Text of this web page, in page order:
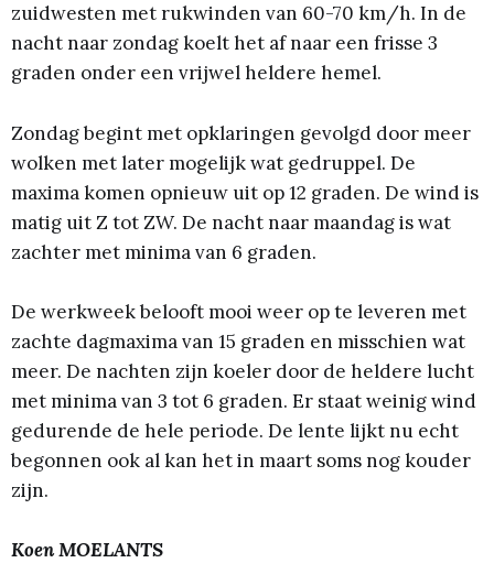
zuidwesten met rukwinden van 60-70 km/h. In de
nacht naar zondag koelt het af naar een frisse 3
graden onder een vrijwel heldere hemel.
Zondag begint met opklaringen gevolgd door meer
wolken met later mogelijk wat gedruppel. De
maxima komen opnieuw uit op 12 graden. De wind is
matig uit Z tot ZW. De nacht naar maandag is wat
zachter met minima van 6 graden.
De werkweek belooft mooi weer op te leveren met
zachte dagmaxima van 15 graden en misschien wat
meer. De nachten zijn koeler door de heldere lucht
met minima van 3 tot 6 graden. Er staat weinig wind
gedurende de hele periode. De lente lijkt nu echt
begonnen ook al kan het in maart soms nog kouder
zijn.
Koen MOELANTS